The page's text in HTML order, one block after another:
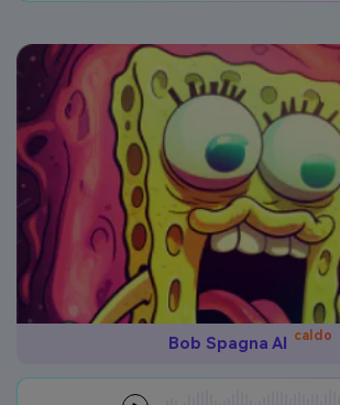
Bob Spagna AI caldo